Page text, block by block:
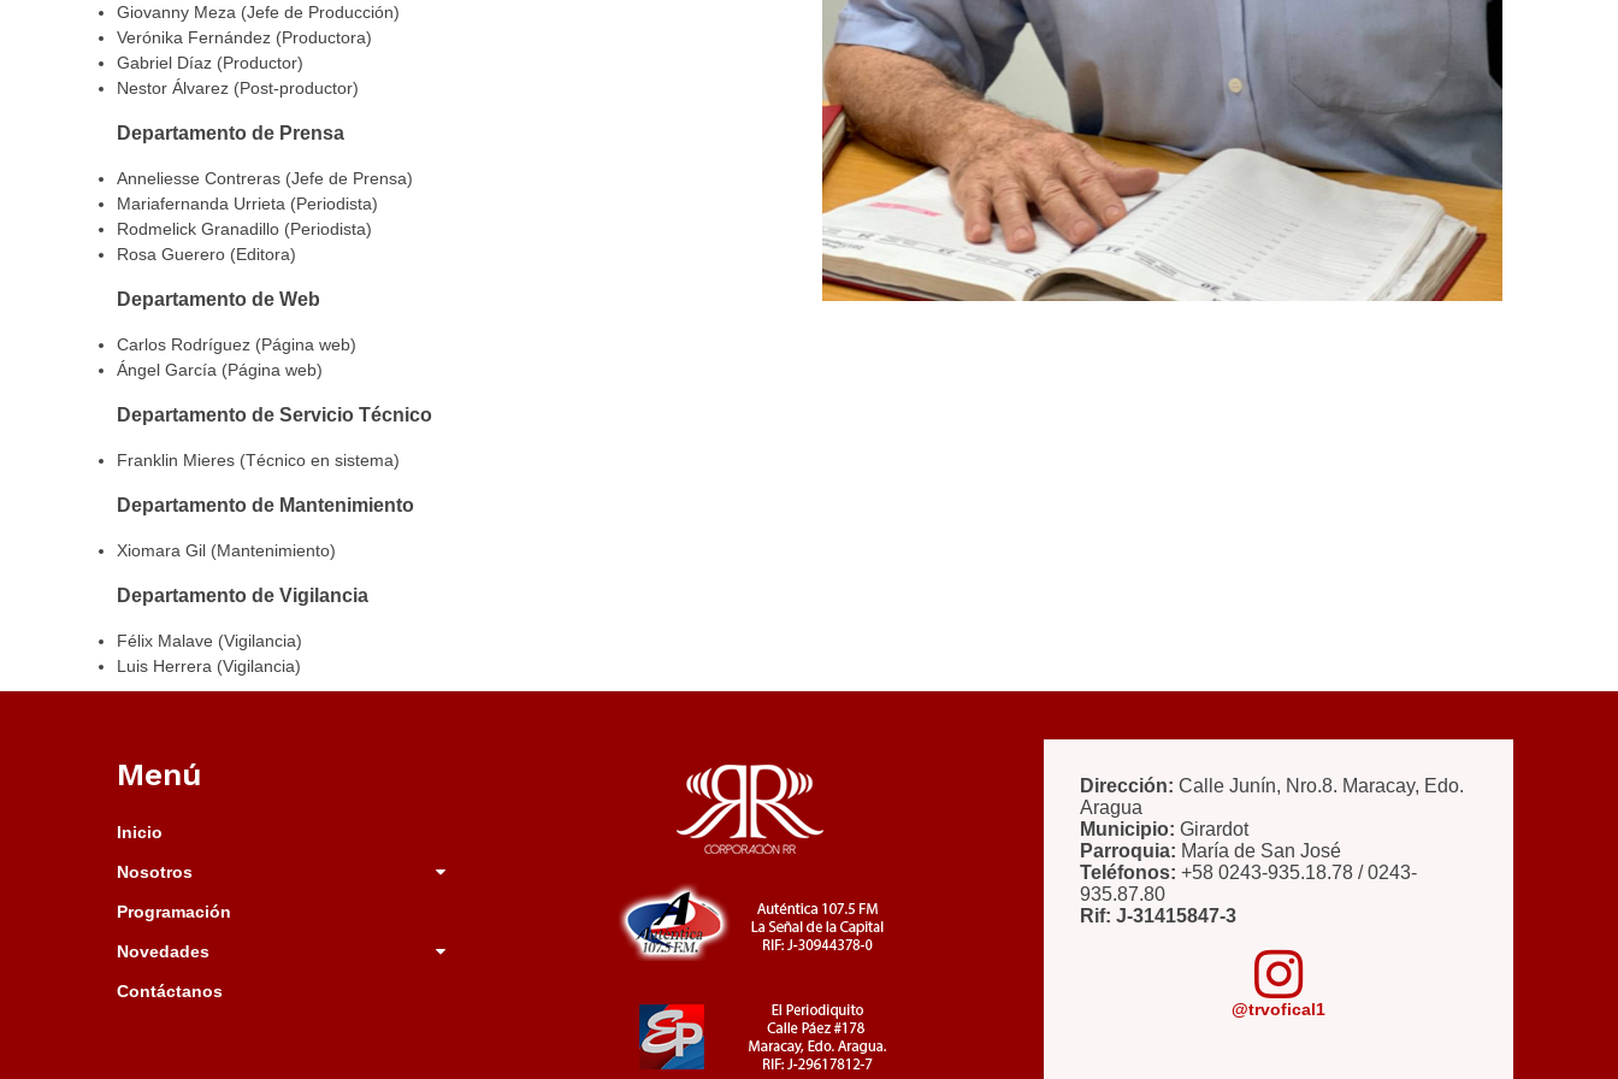
Giovanny Meza (Jefe de Producción)
Verónika Fernández (Productora)
Gabriel Díaz (Productor)
Nestor Álvarez (Post-productor)
Departamento de Prensa
Anneliesse Contreras (Jefe de Prensa)
Mariafernanda Urrieta (Periodista)
Rodmelick Granadillo (Periodista)
Rosa Guerero (Editora)
Departamento de Web
Carlos Rodríguez (Página web)
Ángel García (Página web)
Departamento de Servicio Técnico
Franklin Mieres (Técnico en sistema)
Departamento de Mantenimiento
Xiomara Gil (Mantenimiento)
Departamento de Vigilancia
Félix Malave (Vigilancia)
Luis Herrera (Vigilancia)
Menú
Inicio
Nosotros
Programación
Novedades
Contáctanos
Dirección: Calle Junín, Nro.8. Maracay, Edo.
Aragua
Municipio: Girardot
Parroquia: María de San José
Teléfonos: +58 0243-935.18.78 / 0243-
935.87.80
Rif: J-31415847-3
@trvofical1